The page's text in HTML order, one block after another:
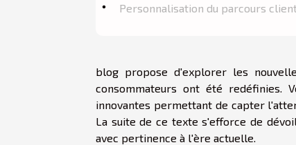
Personnalisation du parcours
blog propose d'explorer les
consommateurs ont été redéfinies.
innovantes permettant de capter
La suite de ce texte s'efforce de
avec pertinence à l'ère actuelle.